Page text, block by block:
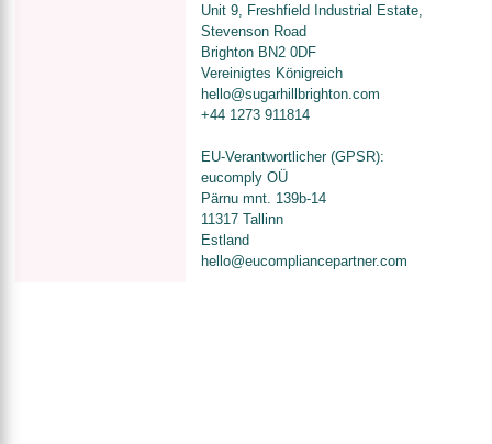
Unit 9, Freshfield Industrial Estate,
Stevenson Road
Brighton BN2 0DF
Vereinigtes Königreich
hello@sugarhillbrighton.com
+44 1273 911814
EU-Verantwortlicher (GPSR):
eucomply OÜ
Pärnu mnt. 139b-14
11317 Tallinn
Estland
hello@eucompliancepartner.com